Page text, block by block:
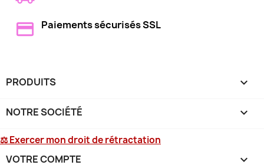
Paiements sécurisés SSL
PRODUITS 
NOTRE SOCIÉTÉ 
⚖ Exercer mon droit de rétractation
VOTRE COMPTE 